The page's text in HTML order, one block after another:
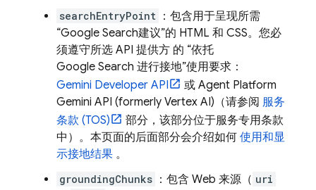
searchEntryPoint ：包含用于呈现所需
“Google Search建议”的 HTML 和 CSS。您必
须遵守所选 API 提供方 的 “依托
Google Search 进行接地”使用要求：
Gemini Developer API
或 Agent Platform
Gemini API (formerly Vertex AI) （请参阅 服务
条款 (TOS)
部分，该部分位于服务专用条款
中）。本页面的后面部分会介绍如何 使用和显
示接地结果 。
groundingChunks ：包含 Web 来源（ uri